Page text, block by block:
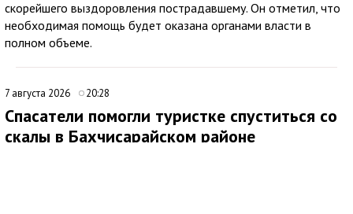
скорейшего выздоровления пострадавшему. Он отметил, что
необходимая помощь будет оказана органами власти в
полном объеме.
7 августа 2026 20:28
Спасатели помогли туристке спуститься со
скалы в Бахчисарайском районе